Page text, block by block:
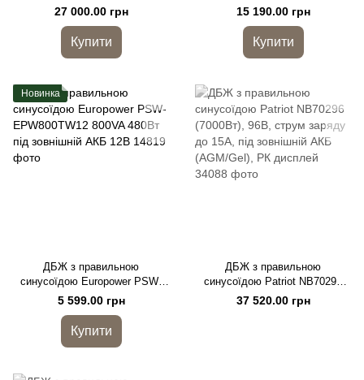
EP6000TW48 (4200 Вт) 20А,
підлоговий, під зовнішню АКБ
48В, Q1
27 000.00 грн
Купити
3000(2100 Вт), 48В, під
зовнішній АКБ, Q1
(535*340*495) 22,9 кг (
380*195*330 )
15 190.00 грн
Купити
Новинка
ДБЖ з правильною
синусоїдою Europower PSW-
EPW800TW12 800VA 480Вт під
зовнішній АКБ 12В
5 599.00 грн
Купити
ДБЖ з правильною
синусоїдою Patriot NB70296
(7000Вт), 96В, струм заряду до
15А, під зовнішній АКБ
37 520.00 грн